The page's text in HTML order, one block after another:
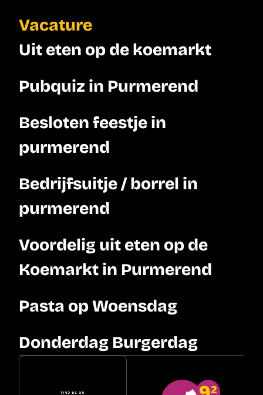
Vacature
Uit eten op de koemarkt
Pubquiz in Purmerend
Besloten feestje in
purmerend
Bedrijfsuitje / borrel in
purmerend
Voordelig uit eten op de
Koemarkt in Purmerend
Pasta op Woensdag
Donderdag Burgerdag